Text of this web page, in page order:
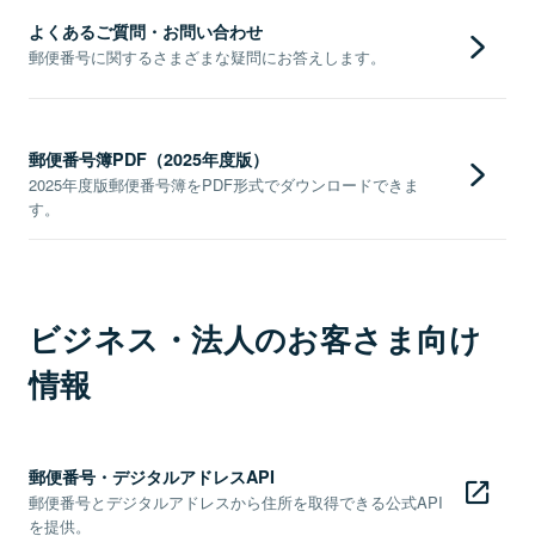
よくあるご質問・お問い合わせ
郵便番号に関するさまざまな疑問にお答えします。
郵便番号簿PDF（2025年度版）
2025年度版郵便番号簿をPDF形式でダウンロードできま
す。
ビジネス・法人のお客さま向け
情報
郵便番号・デジタルアドレスAPI
郵便番号とデジタルアドレスから住所を取得できる公式API
を提供。